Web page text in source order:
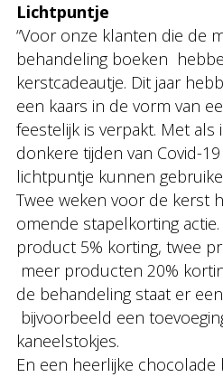
Lichtpuntje
“Voor onze klanten die de
behandeling boeken
kerstcadeautje. Dit jaar
een kaars in de vorm van
feestelijk is verpakt. Met als
donkere tijden van Covid-
lichtpuntje kunnen
Twee weken voor de kerst
omende stapelkorting actie.
product 5% korting, twee
meer producten 20%
de behandeling staat er
bijvoorbeeld een
kaneelstokjes.
En een heerlijke chocolade